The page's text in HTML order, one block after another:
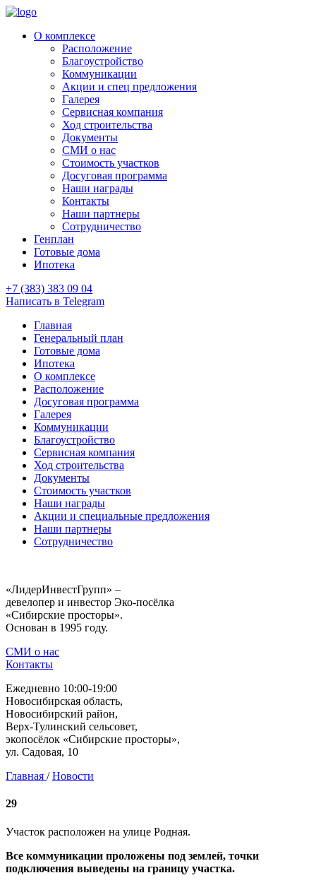
О комплексе
Расположение
Благоустройство
Коммуникации
Акции и спец предложения
Галерея
Сервисная компания
Ход строительства
Документы
СМИ о нас
Стоимость участков
Досуговая программа
Наши награды
Контакты
Наши партнеры
Сотрудничество
Генплан
Готовые дома
Ипотека
+7 (383) 383 09 04
Написать в Telegram
Главная
Генеральный план
Готовые дома
Ипотека
О комплексе
Расположение
Досуговая программа
Галерея
Коммуникации
Благоустройство
Сервисная компания
Ход строительства
Документы
Стоимость участков
Наши награды
Акции и специальные предложения
Наши партнеры
Сотрудничество
«ЛидерИнвестГрупп» –
девелопер и инвестор Эко-посёлка
«Сибирские просторы».
Основан в 1995 году.
СМИ о нас
Контакты
Ежедневно 10:00-19:00
Новосибирская область,
Новосибирский район,
Верх-Тулинский сельсовет,
экопосёлок «Сибирские просторы»,
ул. Садовая, 10
Главная / Новости
29
Участок расположен на улице Родная.
Все коммуникации проложены под землей, точки
подключения выведены на границу участка.